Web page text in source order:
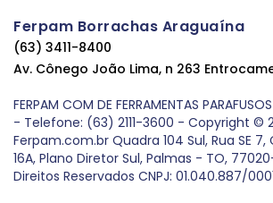
Ferpam Borrachas Araguaína
(63) 3411-8400
Av. Cônego João Lima, n 263
FERPAM COM DE FERRAMENTAS
- Telefone: (63) 2111-3600 - Copyright ©
Ferpam.com.br Quadra 104 Sul, Rua SE 7,
16A, Plano Diretor Sul, Palmas - TO,
Direitos Reservados CNPJ: 01.040.887/